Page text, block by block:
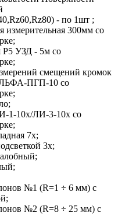
- по 1шт ;
измерительная 300мм со
Р5 УЗД - 5м со
смещений кромок
ПГП-10 со
1-10х/ЛИ-3-10х со
7х;
3х;
№1 (R=1 ÷ 6 мм) с
№2 (R=8 ÷ 25 мм) с